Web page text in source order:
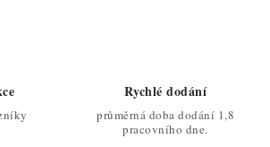
Obchodní podmínky
Rychlé dodání
průměrná doba dodání 1,8
pracovního dne.